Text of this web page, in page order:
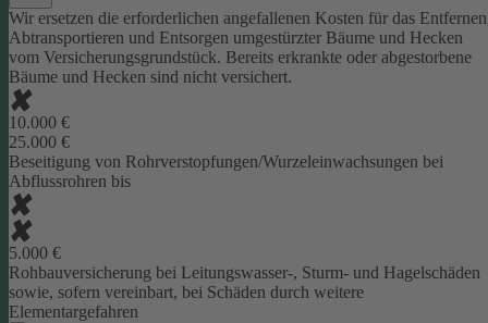
Wir ersetzen die erforderlichen angefallenen Kosten für das
Abtransportieren und Entsorgen umgestürzter Bäume und Hecken
vom Versicherungsgrundstück. Bereits erkrankte oder abgestorbene
Bäume und Hecken sind nicht versichert.
10.000 €
25.000 €
Beseitigung von Rohrverstopfungen/Wurzeleinwachsungen bei
Abflussrohren bis
5.000 €
Rohbauversicherung bei Leitungswasser-, Sturm- und Hagelschäden
sowie, sofern vereinbart, bei Schäden durch weitere
Elementargefahren